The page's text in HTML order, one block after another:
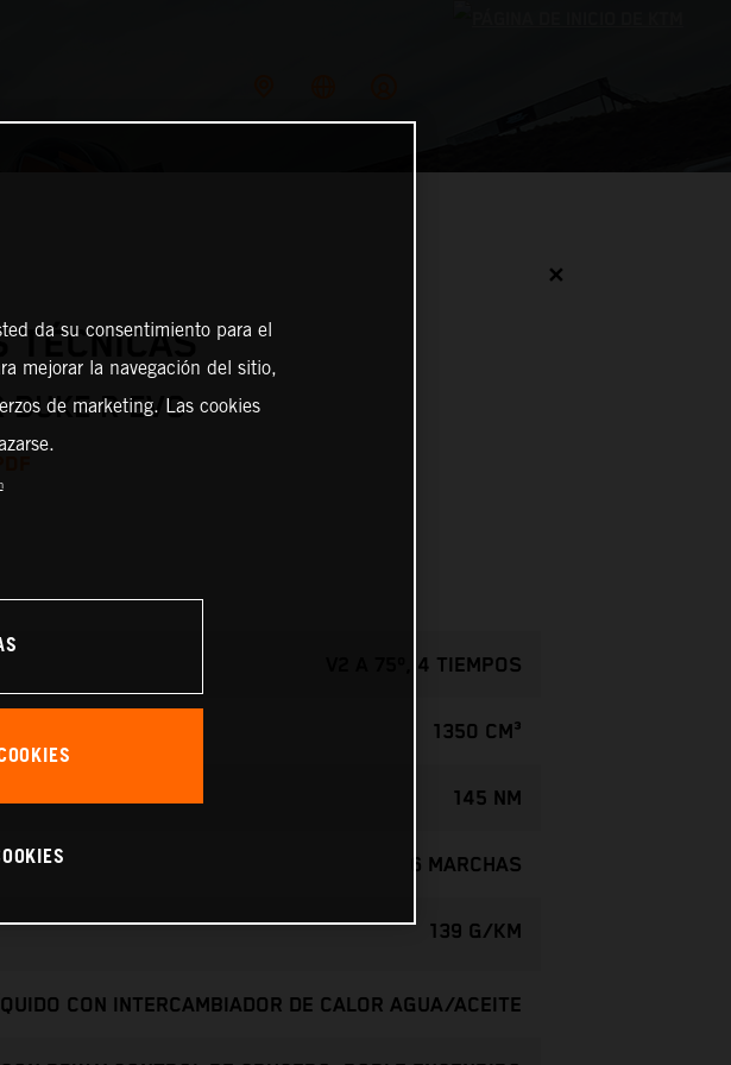
✕
TÉCNICAS
R EVO
V2 A 75º, 4 TIEMPOS
1350 CM³
145 NM
6 MARCHAS
139 G/KM
CON INTERCAMBIADOR DE CALOR AGUA/ACEITE
da su consentimiento para el
mejorar la navegación del sitio,
de marketing. Las cookies